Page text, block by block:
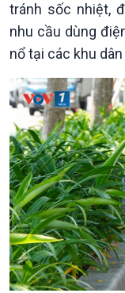
Văn hoá & Du lịch
Tin Văn hoá & Du
Chát với người nổi
Câu chuyện Thể thao
tránh sốc nhiệt,
nhu cầu dùng
nổ tại các khu